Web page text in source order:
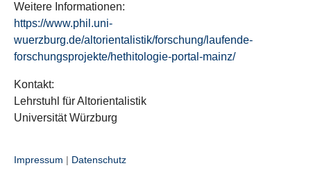
Weitere Informationen:
https://www.phil.uni-
wuerzburg.de/altorientalistik/forschung/laufende-
forschungsprojekte/hethitologie-portal-mainz/
Kontakt:
Lehrstuhl für Altorientalistik
Universität Würzburg
Impressum | Datenschutz